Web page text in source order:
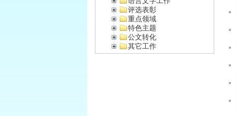
评选表彰
重点领域
特色主题
公文转化
其它工作